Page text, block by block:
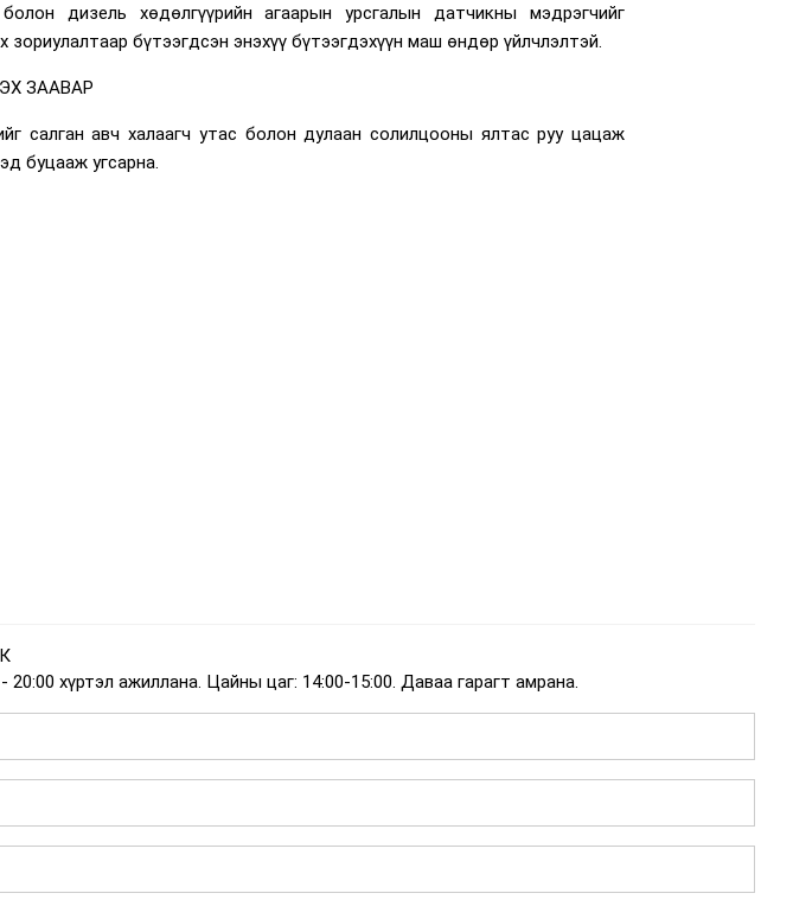
дизель хөдөлгүүрийн агаарын урсгалын датчикны мэдрэгчийг
зориулалтаар бүтээгдсэн энэхүү бүтээгдэхүүн маш өндөр үйлчлэлтэй.
ЗААВАР
салган авч халаагч утас болон дулаан солилцооны ялтас руу цацаж
буцааж угсарна.
хүртэл ажиллана. Цайны цаг: 14:00-15:00. Даваа гарагт амрана.